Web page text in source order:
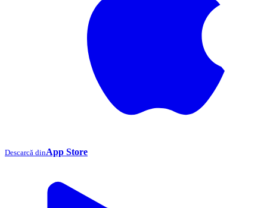
Descarcă dinApp Store